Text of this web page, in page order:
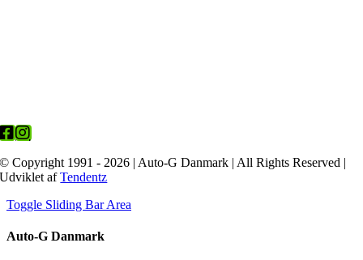
© Copyright 1991 - 2026 | Auto-G Danmark | All Rights Reserved |
Udviklet afTendentz
Toggle Sliding Bar Area
Auto-G Danmark